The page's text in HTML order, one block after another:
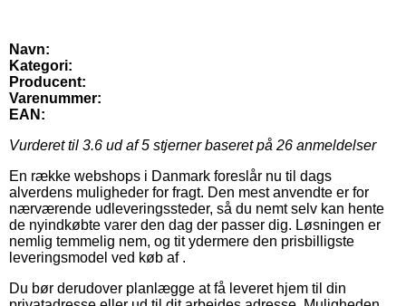
Navn:
Kategori:
Producent:
Varenummer:
EAN:
Vurderet til 3.6 ud af 5 stjerner baseret på 26 anmeldelser
En række webshops i Danmark foreslår nu til dags
alverdens muligheder for fragt. Den mest anvendte er for
nærværende udleveringssteder, så du nemt selv kan hente
de nyindkøbte varer den dag der passer dig. Løsningen er
nemlig temmelig nem, og tit ydermere den prisbilligste
leveringsmodel ved køb af .
Du bør derudover planlægge at få leveret hjem til din